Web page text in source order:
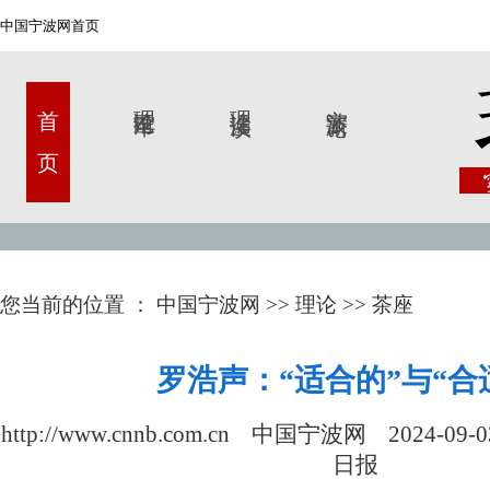
中国宁波网首页
首 页
您当前的位置 ： 中国宁波网 >> 理论 >> 茶座
罗浩声：“适合的”与“合
http://www.cnnb.com.cn 中国宁波网
2024-09-
日报